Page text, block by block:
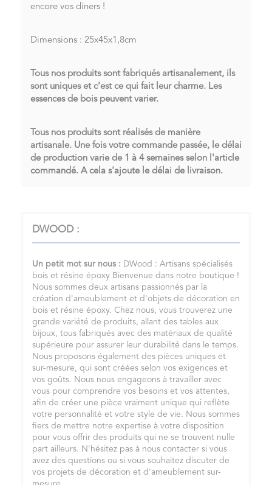
encore vos diners !
Dimensions : 25x45x1,8cm
Tous nos produits sont fabriqués artisanalement, ils
sont uniques et c'est ce qui fait leur charme. Les
essences de bois peuvent varier.
Tous nos produits sont réalisés de manière
artisanale. Une fois votre commande passée, le délai
de production varie de 1 à 4 semaines selon l'article
commandé. A cela s'ajoute le délai de livraison.
DWOOD :
Un petit mot sur nous : DWood : Artisans spécialisés
bois et résine époxy Bienvenue dans notre boutique !
Nous sommes deux artisans passionnés par la
création d'ameublement et d'objets de décoration en
bois et résine époxy. Chez nous, vous trouverez une
grande variété de produits, allant des tables aux
bijoux, tous fabriqués avec des matériaux de qualité
supérieure pour assurer leur durabilité dans le temps.
Nous proposons également des pièces uniques et
sur-mesure, qui sont créées selon vos exigences et
vos goûts. Nous nous engageons à travailler avec
vous pour comprendre vos besoins et vos attentes,
afin de créer une pièce vraiment unique qui reflète
votre personnalité et votre style de vie. Nous sommes
fiers de mettre notre expertise à votre disposition
pour vous offrir des produits qui ne se trouvent nulle
part ailleurs. N'hésitez pas à nous contacter si vous
avez des questions ou si vous souhaitez discuter de
vos projets de décoration et d'ameublement sur-